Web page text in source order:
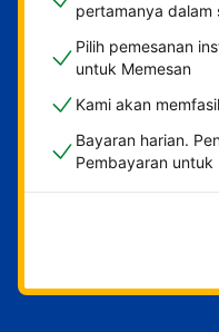
pertamanya dalam
Pilih pemesanan
untuk Memesan
Kami akan
Bayaran harian.
Pembayaran untuk
Mulai